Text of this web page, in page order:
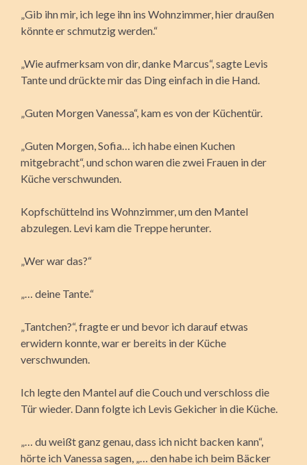
„Gib ihn mir, ich lege ihn ins Wohnzimmer, hier draußen
könnte er schmutzig werden.“
„Wie aufmerksam von dir, danke Marcus“, sagte Levis
Tante und drückte mir das Ding einfach in die Hand.
„Guten Morgen Vanessa“, kam es von der Küchentür.
„Guten Morgen, Sofia… ich habe einen Kuchen
mitgebracht“, und schon waren die zwei Frauen in der
Küche verschwunden.
Kopfschüttelnd ins Wohnzimmer, um den Mantel
abzulegen. Levi kam die Treppe herunter.
„Wer war das?“
„… deine Tante.“
„Tantchen?“, fragte er und bevor ich darauf etwas
erwidern konnte, war er bereits in der Küche
verschwunden.
Ich legte den Mantel auf die Couch und verschloss die
Tür wieder. Dann folgte ich Levis Gekicher in die Küche.
„… du weißt ganz genau, dass ich nicht backen kann“,
hörte ich Vanessa sagen, „… den habe ich beim Bäcker